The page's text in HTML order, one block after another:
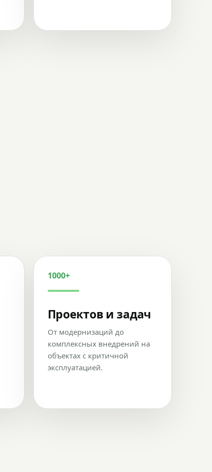
1000+
Проектов и задач
От модернизаций до
комплексных внедрений на
объектах с критичной
эксплуатацией.